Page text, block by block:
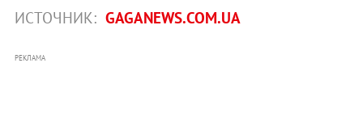
ИСТОЧНИК: GAGANEWS.COM.UA
РЕКЛАМА